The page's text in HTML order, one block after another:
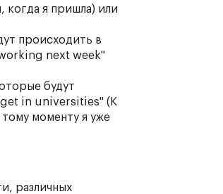
когда я пришла) или
происходить в
next week"
будут
in universities" (К
моменту я уже
различных